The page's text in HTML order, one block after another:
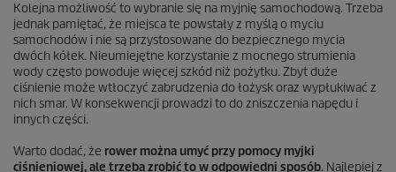
Kolejna możliwość to wybranie się na myjnię samochodową. Trzeba
jednak pamiętać, że miejsca te powstały z myślą o myciu
samochodów i nie są przystosowane do bezpiecznego mycia
dwóch kółek. Nieumiejętne korzystanie z mocnego strumienia
wody często powoduje więcej szkód niż pożytku. Zbyt duże
ciśnienie może wtłoczyć zabrudzenia do łożysk oraz wypłukiwać z
nich smar. W konsekwencji prowadzi to do zniszczenia napędu i
innych części.
Warto dodać, że rower można umyć przy pomocy myjki
ciśnieniowej, ale trzeba zrobić to w odpowiedni sposób. Najlepiej z